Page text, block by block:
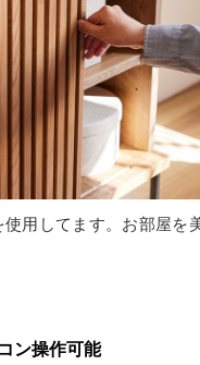
用してます。お部屋を
ン操作可能